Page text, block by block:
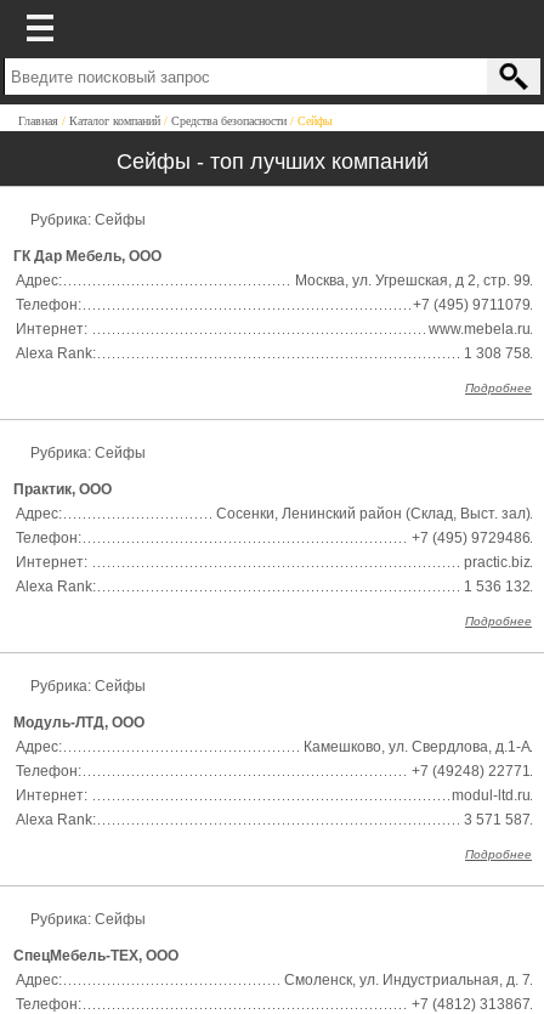
Главная Каталог компаний Средства безопасности Сейфы
Сейфы - топ лучших компаний
Рубрика: Сейфы
ГК Дар Мебель, ООО
Адрес:
Москва, ул. Угрешская, д 2, стр. 99
Телефон:
+7 (495) 9711079
Интернет:
www.mebela.ru
Alexa Rank:
1 308 758
Подробнее
Рубрика: Сейфы
Практик, ООО
Адрес:
Сосенки, Ленинский район (Склад, Выст. зал)
Телефон:
+7 (495) 9729486
Интернет:
practic.biz
Alexa Rank:
1 536 132
Подробнее
Рубрика: Сейфы
Модуль-ЛТД, ООО
Адрес:
Камешково, ул. Свердлова, д.1-А
Телефон:
+7 (49248) 22771
Интернет:
modul-ltd.ru
Alexa Rank:
3 571 587
Подробнее
Рубрика: Сейфы
СпецМебель-ТЕХ, ООО
Адрес:
Смоленск, ул. Индустриальная, д. 7
Телефон:
+7 (4812) 313867